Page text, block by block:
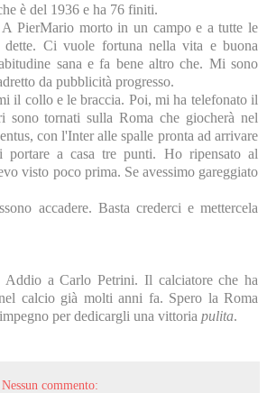
è del 1936 e ha 76 finiti.
A PierMario morto in un campo e a tutte le
dette. Ci vuole fortuna nella vita e buona
sana e fa bene altro che. Mi sono
da pubblicità progresso.
il collo e le braccia. Poi, mi ha telefonato il
sono tornati sulla Roma che giocherà nel
con l'Inter alle spalle pronta ad arrivare
portare a casa tre punti. Ho ripensato al
visto poco prima. Se avessimo gareggiato
accadere. Basta crederci e mettercela
Addio a Carlo Petrini. Il calciatore che ha
calcio già molti anni fa. Spero la Roma
per dedicargli una vittoria pulita.
Nessun commento: